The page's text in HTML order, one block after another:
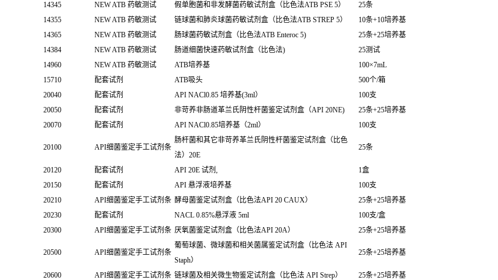
14345
NEW ATB 药敏测试 假单胞菌和非发酵菌药敏试剂盒（比色法ATB PSE 5）
25条
14355
NEW ATB 药敏测试 链球菌和肺炎球菌药敏试剂盒（比色法ATB STREP 5）
10条+10培养基
14365
NEW ATB 药敏测试 肠球菌药敏试剂盒（比色法ATB Enteroc 5)
25条+25培养基
14384
NEW ATB 药敏测试 肠道细菌快速药敏试剂盒（比色法)
25测试
14960
NEW ATB 药敏测试 ATB培养基
100×7mL
15710
配套试剂 ATB吸头
500个/箱
20040
配套试剂 API NACl0.85 培养基(3ml）
100支
20050
配套试剂 非苛养非肠道革兰氏阴性杆菌鉴定试剂盒（API 20NE)
25条+25培养基
20070
配套试剂 API NACl0.85培养基（2ml） 100支
20100 API细菌鉴定手工试剂条
肠杆菌和其它非苛养革兰氏阴性杆菌鉴定试剂盒（比色
法）20E
25条
20120 配套试剂 API 20E 试剂,
1盒
20150
配套试剂 API 悬浮液培养基
100支
20210
API细菌鉴定手工试剂条 酵母菌鉴定试剂盒（比色法API 20 CAUX）
25条+25培养基
20230
配套试剂 NACL 0.85%悬浮液 5ml
100支/盒
20300
API细菌鉴定手工试剂条 厌氧菌鉴定试剂盒（比色法API 20A） 25条+25培养基
20500 API细菌鉴定手工试剂条
葡萄球菌、微球菌和相关菌属鉴定试剂盒（比色法 API
Staph）
25条+25培养基
20600 API细菌鉴定手工试剂条 链球菌及相关微生物鉴定试剂盒（比色法 API Strep）
25条+25培养基